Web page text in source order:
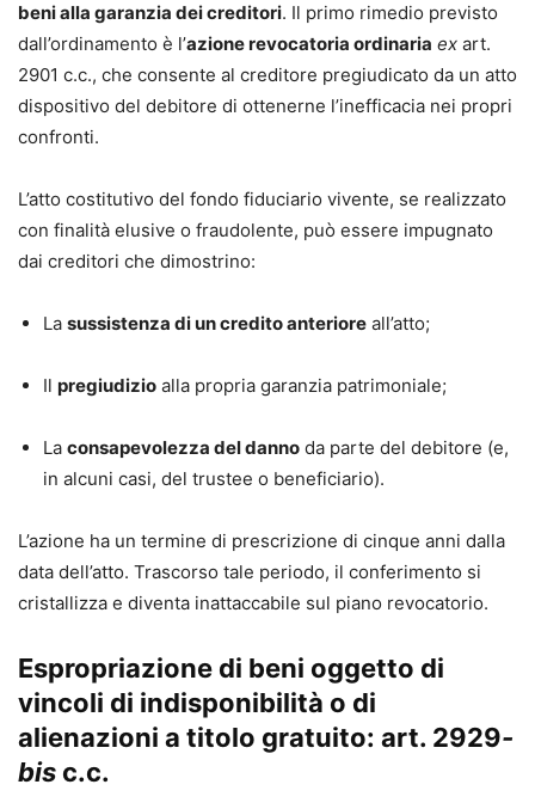
beni alla garanzia dei creditori. Il primo rimedio previsto
dall’ordinamento è l’azione revocatoria ordinaria ex art.
2901 c.c., che consente al creditore pregiudicato da un atto
dispositivo del debitore di ottenerne l’inefficacia nei propri
confronti.
L’atto costitutivo del fondo fiduciario vivente, se realizzato
con finalità elusive o fraudolente, può essere impugnato
dai creditori che dimostrino:
La sussistenza di un credito anteriore all’atto;
Il pregiudizio alla propria garanzia patrimoniale;
La consapevolezza del danno da parte del debitore (e,
in alcuni casi, del trustee o beneficiario).
L’azione ha un termine di prescrizione di cinque anni dalla
data dell’atto. Trascorso tale periodo, il conferimento si
cristallizza e diventa inattaccabile sul piano revocatorio.
Espropriazione di beni oggetto di
vincoli di indisponibilità o di
alienazioni a titolo gratuito: art. 2929-
bis c.c.